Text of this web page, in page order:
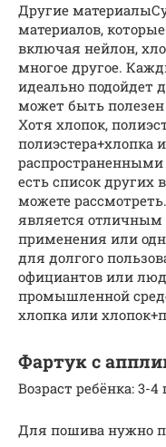
Другие
материалов,
включая нейлон,
многое другое.
идеально подойдет
может быть
Хотя хлопок,
полиэстера+хлопка
есть список других
можете
является
применения или
для долгого
официантов или
промышленной
хлопка или
Фартук с
Возраст ребёнка: 3-4
Для пошива нужно